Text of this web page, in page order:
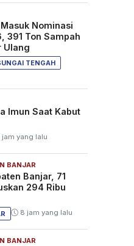
Nominasi
391 Ton Sampah
Ulang
TENGAH
Imun Saat Kabut
yang lalu
BANJAR
Banjar, 71
294 Ribu
8 jam yang lalu
BANJAR